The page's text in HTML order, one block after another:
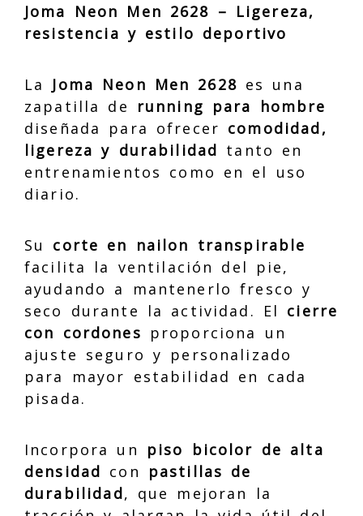
Joma Neon Men 2628 – Ligereza,
resistencia y estilo deportivo
La Joma Neon Men 2628 es una
zapatilla de running para hombre
diseñada para ofrecer comodidad,
ligereza y durabilidad tanto en
entrenamientos como en el uso
diario.
Su corte en nailon transpirable
facilita la ventilación del pie,
ayudando a mantenerlo fresco y
seco durante la actividad. El cierre
con cordones proporciona un
ajuste seguro y personalizado
para mayor estabilidad en cada
pisada.
Incorpora un piso bicolor de alta
densidad con pastillas de
durabilidad, que mejoran la